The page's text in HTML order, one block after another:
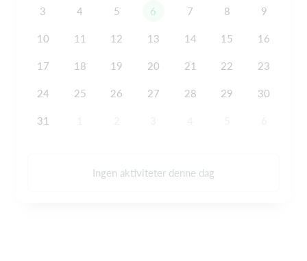
3 4 5 6 7 8 9
10 11 12 13 14 15 16
17 18 19 20 21 22 23
24 25 26 27 28 29 30
31
Ingen aktiviteter denne dag